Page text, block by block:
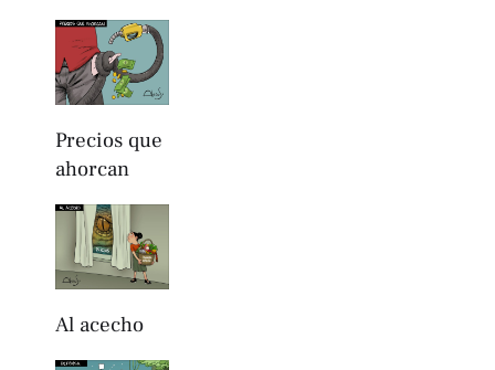
Precios que
ahorcan
Al acecho